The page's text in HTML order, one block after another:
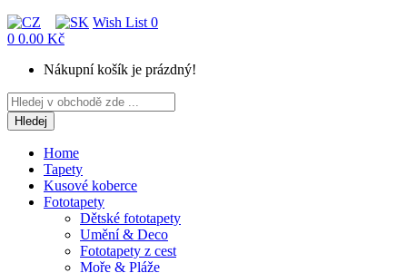
Wish List 0
0 0.00 Kč
Nákupní košík je prázdný!
Hledej
Home
Tapety
Kusové koberce
Fototapety
Dětské fototapety
Umění & Deco
Fototapety z cest
Moře & Pláže